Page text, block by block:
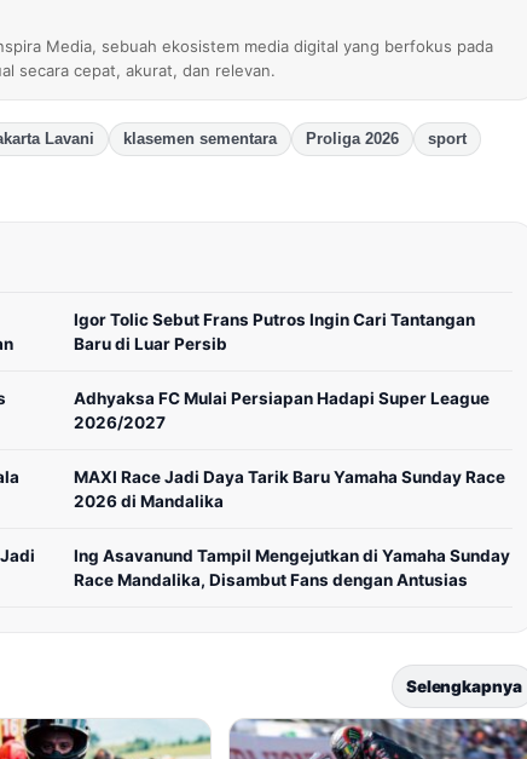
Media, sebuah ekosistem media digital yang berfokus pada
secara cepat, akurat, dan relevan.
Lavani klasemen sementara Proliga 2026
sport
Igor Tolic Sebut Frans Putros Ingin Cari Tantangan
Baru di Luar Persib
Adhyaksa FC Mulai Persiapan Hadapi Super League
2026/2027
MAXI Race Jadi Daya Tarik Baru Yamaha Sunday Race
2026 di Mandalika
Ing Asavanund Tampil Mengejutkan di Yamaha Sunday
Race Mandalika, Disambut Fans dengan Antusias
Selengkapnya